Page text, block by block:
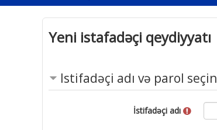
Yeni istafadəçi qeydiyyatı
Istifadəçi adı və parol seçin
İstifadəçi adı